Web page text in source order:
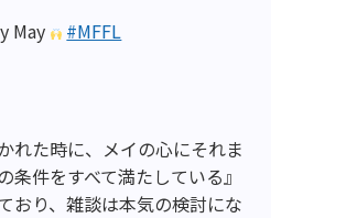
May
#MFFL
れた時に、メイの心にそれま
件をすべて満たしている』
おり、雑談は本気の検討にな